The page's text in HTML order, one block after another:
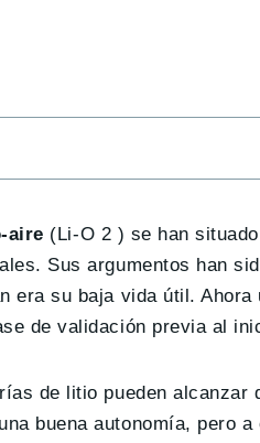
aire (Li-O 2 ) se han
Sus argumentos han
era su baja vida útil.
de validación previa al
de litio pueden
buena autonomía, pero